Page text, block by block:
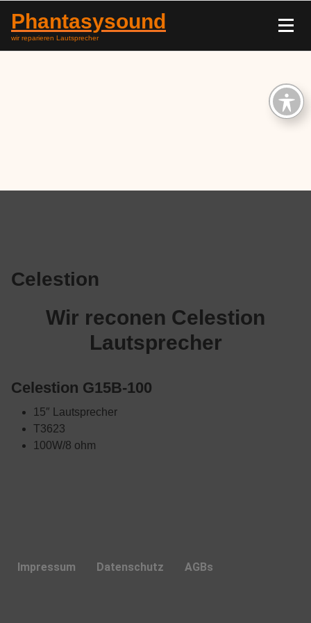
Phantasysound
wir reparieren Lautsprecher
Celestion
Wir reconen Celestion
Lautsprecher
Celestion G15B-100
15″ Lautsprecher
T3623
100W/8 ohm
Impressum Datenschutz AGBs